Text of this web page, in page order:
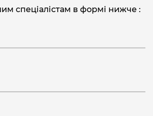
спеціалістам в формі нижче :